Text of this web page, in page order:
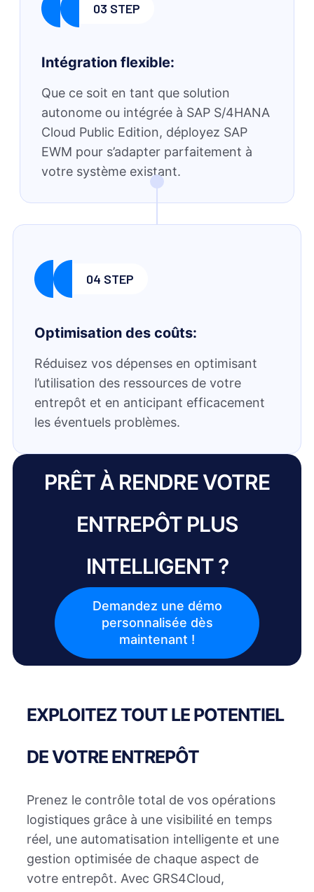
03 STEP
Intégration flexible:
Que ce soit en tant que solution
autonome ou intégrée à SAP S/4HANA
Cloud Public Edition, déployez SAP
EWM pour s’adapter parfaitement à
votre système existant.
04 STEP
Optimisation des coûts:
Réduisez vos dépenses en optimisant
l’utilisation des ressources de votre
entrepôt et en anticipant efficacement
les éventuels problèmes.
PRÊT À RENDRE VOTRE
ENTREPÔT PLUS
INTELLIGENT ?
Demandez une démo
personnalisée dès
maintenant !
EXPLOITEZ TOUT LE POTENTIEL
DE VOTRE ENTREPÔT
Prenez le contrôle total de vos opérations
logistiques grâce à une visibilité en temps
réel, une automatisation intelligente et une
gestion optimisée de chaque aspect de
votre entrepôt. Avec GRS4Cloud,